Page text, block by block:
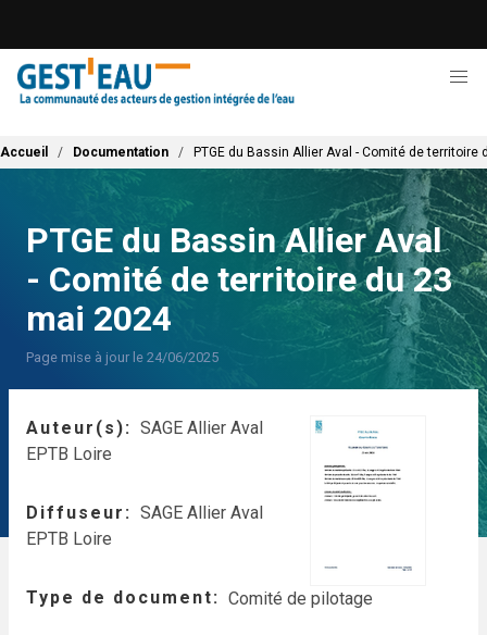
contenu
principal
Fil d'Ariane
Accueil Documentation PTGE du Bassin Allier Aval - Comité de territoire
PTGE du Bassin Allier Aval
- Comité de territoire du 23
mai 2024
Page mise à jour le 24/06/2025
Auteur(s)
SAGE Allier Aval
EPTB Loire
Diffuseur
SAGE Allier Aval
EPTB Loire
Type de document Comité de pilotage